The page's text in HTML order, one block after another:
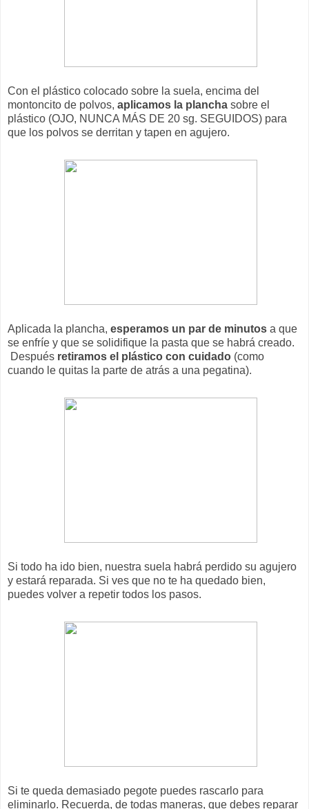
Con el plástico colocado sobre la suela, encima del
montoncito de polvos, aplicamos la plancha sobre el
plástico (OJO, NUNCA MÁS DE 20 sg. SEGUIDOS) para
que los polvos se derritan y tapen en agujero.
Aplicada la plancha, esperamos un par de minutos a que
se enfríe y que se solidifique la pasta que se habrá creado.
Después retiramos el plástico con cuidado (como
cuando le quitas la parte de atrás a una pegatina).
Si todo ha ido bien, nuestra suela habrá perdido su agujero
y estará reparada. Si ves que no te ha quedado bien,
puedes volver a repetir todos los pasos.
Si te queda demasiado pegote puedes rascarlo para
eliminarlo. Recuerda, de todas maneras, que debes reparar